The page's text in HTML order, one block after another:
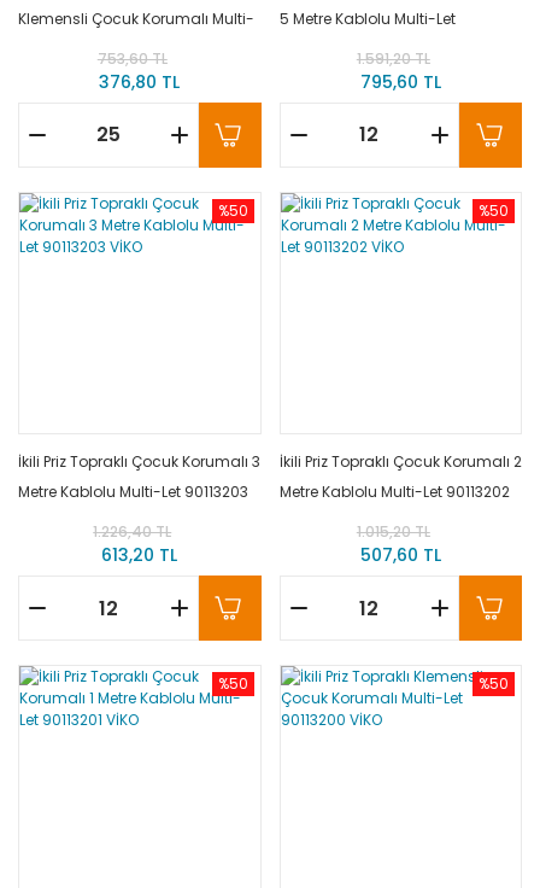
Klemensli Çocuk Korumalı Multi-
Let 90117200 VİKO
753,60 TL
376,80 TL
5 Metre Kablolu Multi-Let
90113205 VİKO1.591,20 TL
795,60 TL
%50
İkili Priz Topraklı Çocuk Korumalı 3
Metre Kablolu Multi-Let 90113203
1.226,40 TL
613,20 TL
%50
İkili Priz Topraklı Çocuk Korumalı 2
Metre Kablolu Multi-Let 90113202
1.015,20 TL
507,60 TL
%50 %50